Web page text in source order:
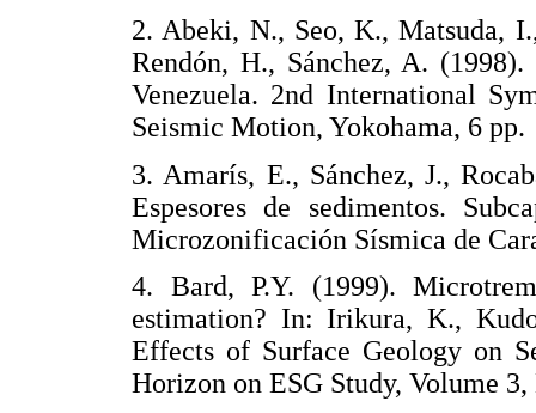
2. Abeki, N., Seo, K., Matsuda,
Rendón, H., Sánchez, A.
Venezuela. 2nd International
Seismic Motion, Yokohama,
3. Amarís, E., Sánchez, J.,
Espesores de sedimentos.
Microzonificación Sísmica de
4. Bard, P.Y. (1999).
estimation? In: Irikura, K.,
Effects of Surface Geology on
Horizon on ESG Study,